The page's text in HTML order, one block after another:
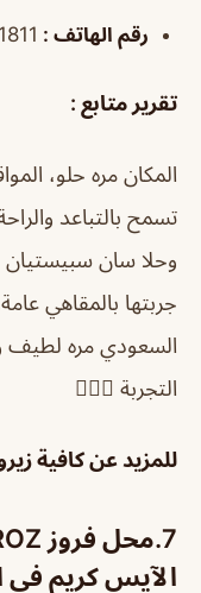
رقم الهاتف :
تقرير متابع :
المكان مره حلو،
تسمح بالتباعد
وحلا سان سبيستيان
جربتها بالمقاهي
السعودي مره لطيف
التجربة 👌🏻🌸
للمزيد عن كافية
7.
الآيس كريم في